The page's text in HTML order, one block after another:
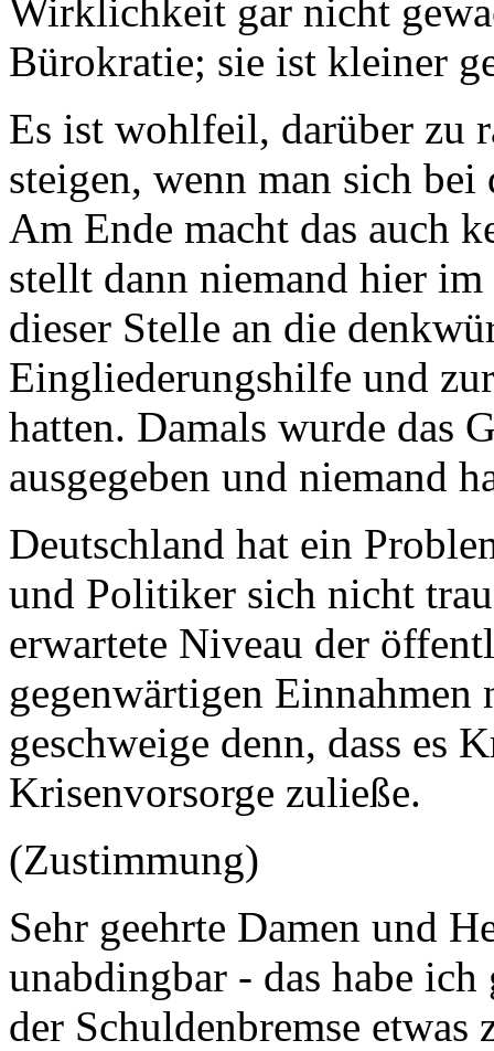
Wirklichkeit gar nicht
Bürokratie; sie ist kleiner
Es ist wohlfeil, darüber zu
steigen, wenn man sich
Am Ende macht das auch
stellt dann niemand hier
dieser Stelle an die
Eingliederungshilfe und
hatten. Damals wurde das
ausgegeben und niemand
Deutschland hat ein
und Politiker sich nicht
erwartete Niveau der
gegenwärtigen
geschweige denn, dass es
Krisenvorsorge zuließe.
(Zustimmung)
Sehr geehrte Damen und
unabdingbar - das habe
der Schuldenbremse etwas